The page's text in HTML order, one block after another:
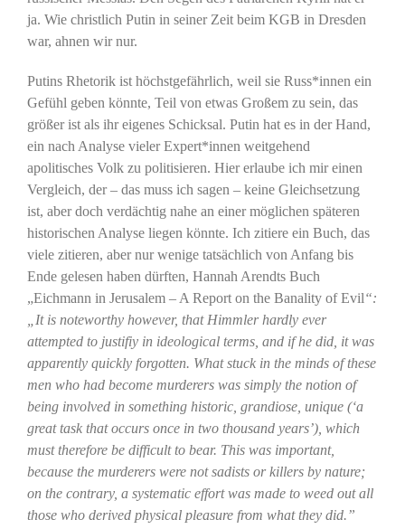
ja. Wie christlich Putin in seiner Zeit beim KGB in Dresden
war, ahnen wir nur.
Putins Rhetorik ist höchstgefährlich, weil sie Russ*innen ein
Gefühl geben könnte, Teil von etwas Großem zu sein, das
größer ist als ihr eigenes Schicksal. Putin hat es in der Hand,
ein nach Analyse vieler Expert*innen weitgehend
apolitisches Volk zu politisieren. Hier erlaube ich mir einen
Vergleich, der – das muss ich sagen – keine Gleichsetzung
ist, aber doch verdächtig nahe an einer möglichen späteren
historischen Analyse liegen könnte. Ich zitiere ein Buch, das
viele zitieren, aber nur wenige tatsächlich von Anfang bis
Ende gelesen haben dürften, Hannah Arendts Buch
„Eichmann in Jerusalem – A Report on the Banality of Evil“:
„It is noteworthy however, that Himmler hardly ever
attempted to justifiy in ideological terms, and if he did, it was
apparently quickly forgotten. What stuck in the minds of these
men who had become murderers was simply the notion of
being involved in something historic, grandiose, unique (‘a
great task that occurs once in two thousand years’), which
must therefore be difficult to bear. This was important,
because the murderers were not sadists or killers by nature;
on the contrary, a systematic effort was made to weed out all
those who derived physical pleasure from what they did.”